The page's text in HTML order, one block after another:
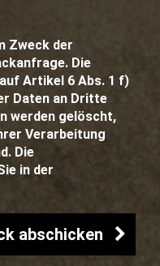
Zweck der
Die
Artikel 6 Abs. 1 f)
Daten an Dritte
werden gelöscht,
Verarbeitung
Die
in der